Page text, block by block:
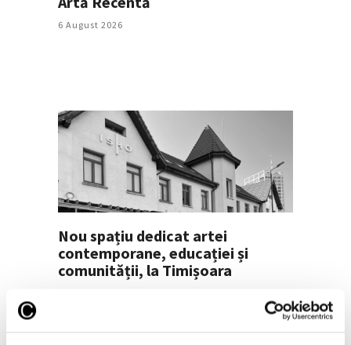
6 August 2026
Nou spațiu dedicat artei
contemporane, educației și
comunității, la Timișoara